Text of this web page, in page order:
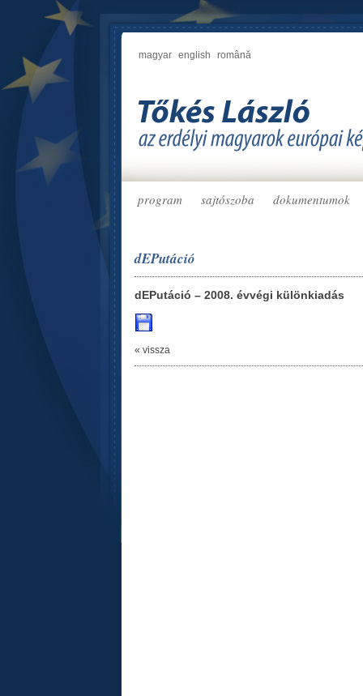
magyar english română
program sajtószoba dokumentumok
dEPutáció
dEPutáció – 2008. évvégi különkiadás
« vissza